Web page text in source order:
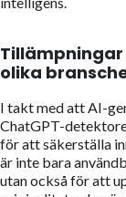
olika
I takt med att AI-
ChatGPT-
för att säkerställa
är inte bara
utan också för att